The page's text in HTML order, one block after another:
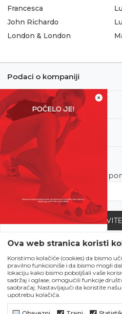
×
SVE UPOLA CIJENE!
Čekanju je kraj!
Počela je omiljena
ljetna akcija u Obući
Metro!
SVE IZ LJETNE
KOLEKCIJE UPOLA
Francesca
John Richardo
London & London
Podaci o kompaniji
Informacije
Korisnički servis
Newsletter
Budite u toku sa najnovijim
Zapratite nas
Ova web stranica koristi
Koristimo kolačiće (cookies) da bismo
pravilno funkcioniše i da bismo mogli
lokaciju kako bismo poboljšali vaše
sadržaj i oglase, omogućili funkcije
saobraćaj. Nastavljajući da koristite
upotrebu kolačića.